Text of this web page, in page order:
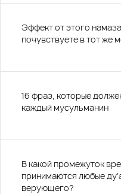
Эффект от этого
почувствуете в тот же
16 фраз, которые
каждый мусульманин
В какой промежуток
принимаются любые
верующего?